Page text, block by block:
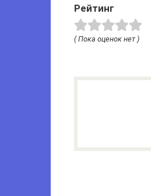
Рейтинг
( Пока оценок нет )